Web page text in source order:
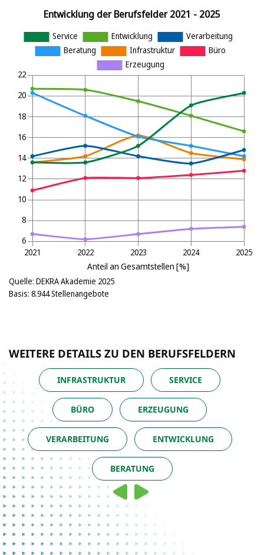
Quelle: DEKRA Akademie 2025
Basis: 8.944 Stellenangebote
WEITERE DETAILS ZU DEN BERUFSFELDERN
INFRASTRUKTUR SERVICE
BÜRO ERZEUGUNG
VERARBEITUNG ENTWICKLUNG
BERATUNG